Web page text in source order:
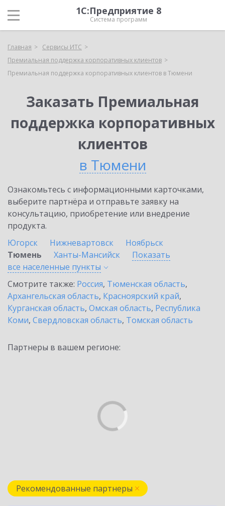
1С:Предприятие 8
Система программ
Главная
Сервисы ИТС
Премиальная поддержка корпоративных клиентов
Премиальная поддержка корпоративных клиентов в Тюмени
Заказать Премиальная
поддержка корпоративных
клиентов
в Тюмени
Ознакомьтесь с информационными карточками,
выберите партнёра и отправьте заявку на
консультацию, приобретение или внедрение
продукта.
Югорск
Нижневартовск
Ноябрьск
Тюмень
Ханты-Мансийск
Показать
все населенные пункты
Смотрите также: Россия, Тюменская область,
Архангельская область, Красноярский край,
Курганская область, Омская область, Республика
Коми, Свердловская область, Томская область
Партнеры в вашем регионе:
Рекомендованные партнеры